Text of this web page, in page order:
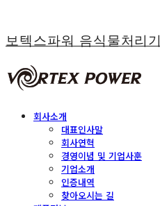
보텍스파워 음식물처리기
회사소개
대표인사말
회사연혁
경영이념 및 기업사훈
기업소개
인증내역
찾아오시는 길